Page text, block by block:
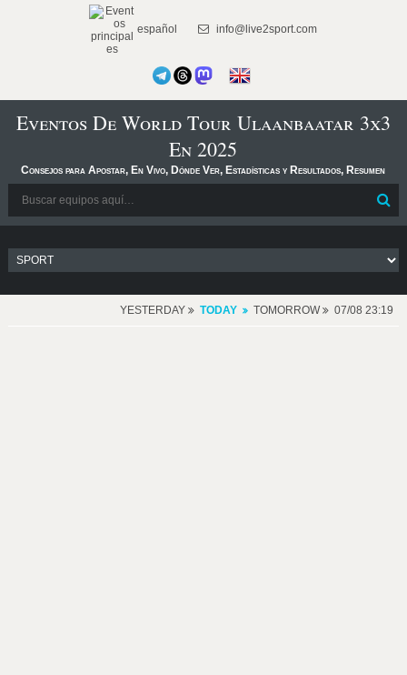
español info@live2sport.com
Eventos De World Tour Ulaanbaatar 3x3
En 2025
Consejos para Apostar, En Vivo, Dónde Ver, Estadísticas y Resultados, Resumen
YESTERDAY TODAY TOMORROW 07/08 23:19